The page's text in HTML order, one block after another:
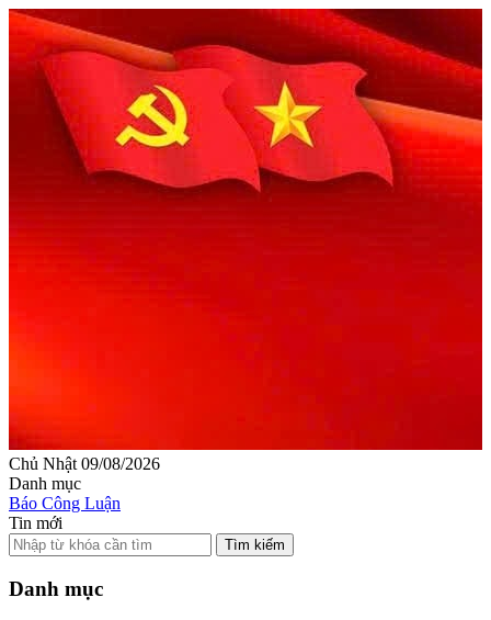
Chủ Nhật 09/08/2026
Danh mục
Báo Công Luận
Tin mới
Tìm kiếm
Danh mục